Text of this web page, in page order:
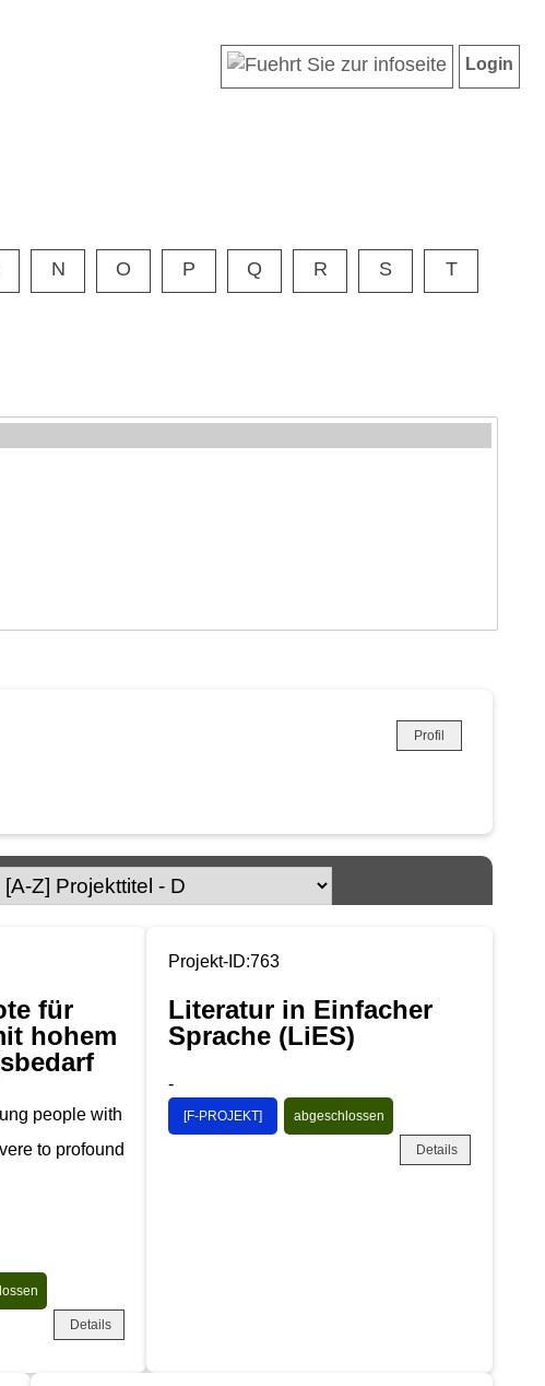
Login
N O P Q R S T
Profil
für
hohem
people with
to profound
Details
Projekt-ID:763
Literatur in Einfacher
Sprache (LiES)
-
[F-PROJEKT] abgeschlossen
Details